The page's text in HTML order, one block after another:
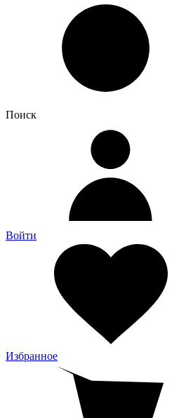
Поиск
Войти
Избранное